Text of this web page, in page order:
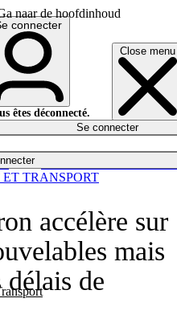
naar de hoofdinhoud
Close menu
connecter
êtes déconnecté.
Se connecter
accélère sur
mais
de
TRANSPORT